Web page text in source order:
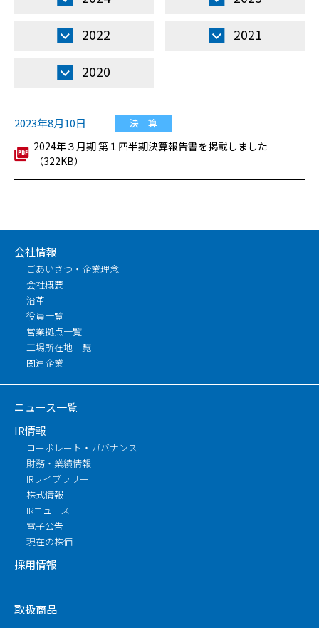
2022
2021
2020
2023年8月10日 決 算
2024年３月期 第１四半期決算報告書を掲載しました
（322KB）
会社情報
ごあいさつ・企業理念
会社概要
沿革
役員一覧
営業拠点一覧
工場所在地一覧
関連企業
ニュース一覧
IR情報
コーポレート・ガバナンス
財務・業績情報
IRライブラリー
株式情報
IRニュース
電子公告
現在の株価
採用情報
取扱商品